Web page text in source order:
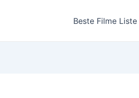
Beste Filme Liste